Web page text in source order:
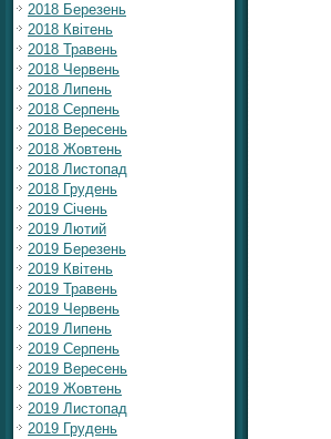
2018 Березень
2018 Квітень
2018 Травень
2018 Червень
2018 Липень
2018 Серпень
2018 Вересень
2018 Жовтень
2018 Листопад
2018 Грудень
2019 Січень
2019 Лютий
2019 Березень
2019 Квітень
2019 Травень
2019 Червень
2019 Липень
2019 Серпень
2019 Вересень
2019 Жовтень
2019 Листопад
2019 Грудень